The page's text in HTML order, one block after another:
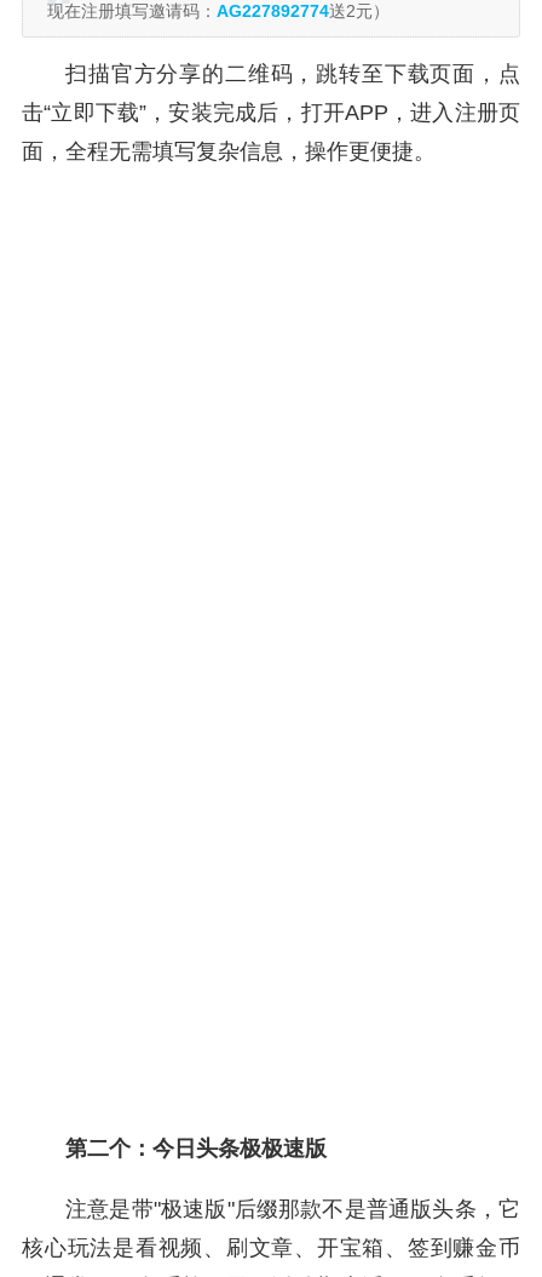
现在注册填写邀请码： AG227892774送2元）
扫描官方分享的二维码，跳转至下载页面，点
击“立即下载”，安装完成后，打开APP，进入注册页
面，全程无需填写复杂信息，操作更便捷。
第二个：今日头条极极速版
注意是带"极速版"后缀那款不是普通版头条，它
核心玩法是看视频、刷文章、开宝箱、签到赚金币